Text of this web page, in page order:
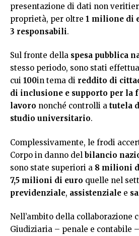
presentazione di dati non
proprietà, per oltre 1 milione di
3 responsabili.
Sul fronte della spesa pubblica
stesso periodo, sono stati
cui 100in tema di reddito di
di inclusione e supporto per la
lavoro nonché controlli a tutela
studio universitario.
Complessivamente, le frodi
Corpo in danno del bilancio
sono state superiori a 8 milioni
7,5 milioni di euro quelle nel
previdenziale, assistenziale e
Nell’ambito della collaborazione
Giudiziaria – penale e contabile